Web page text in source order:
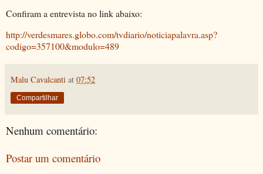
Confiram a entrevista no link abaixo:
http://verdesmares.globo.com/tvdiario/noticiapalavra.asp?
codigo=357100&modulo=489
Malu Cavalcanti at 07:52
Compartilhar
Nenhum comentário:
Postar um comentário